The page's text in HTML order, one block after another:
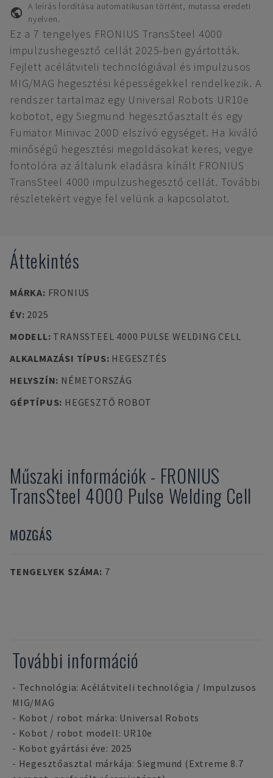
A leírás fordítása automatikusan történt, mutassa eredeti
nyelven.
Ez a 7 tengelyes FRONIUS TransSteel 4000
impulzushegesztő cellát 2025-ben gyártották.
Fejlett acélátviteli technológiával és impulzusos
MIG/MAG hegesztési képességekkel rendelkezik. A
rendszer tartalmaz egy Universal Robots UR10e
kobotot, egy Siegmund hegesztőasztalt és egy
Fumator Minivac 200D elszívó egységet. Ha kiváló
minőségű hegesztési megoldásokat keres, vegye
fontolóra az általunk eladásra kínált FRONIUS
TransSteel 4000 impulzushegesztő cellát. További
részletekért vegye fel velünk a kapcsolatot.
Áttekintés
MÁRKA: FRONIUS
ÉV: 2025
MODELL: TRANSSTEEL 4000 PULSE WELDING CELL
ALKALMAZÁSI TÍPUS: HEGESZTÉS
HELYSZÍN: NÉMETORSZÁG
GÉPTÍPUS: HEGESZTŐ ROBOT
Műszaki információk - FRONIUS
TransSteel 4000 Pulse Welding Cell
MOZGÁS
TENGELYEK SZÁMA: 7
További információ
- Technológia: Acélátviteli technológia / Impulzusos
MIG/MAG
- Kobot / robot márka: Universal Robots
- Kobot / robot modell: UR10e
- Kobot gyártási éve: 2025
- Hegesztőasztal márkája: Siegmund (Extreme 8.7